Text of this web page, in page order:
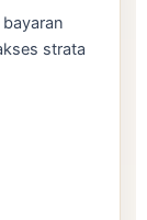
strata